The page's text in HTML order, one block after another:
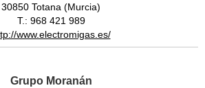
30850 Totana (Murcia)
T.: 968 421 989
www.electromigas.es/
Grupo Moranán